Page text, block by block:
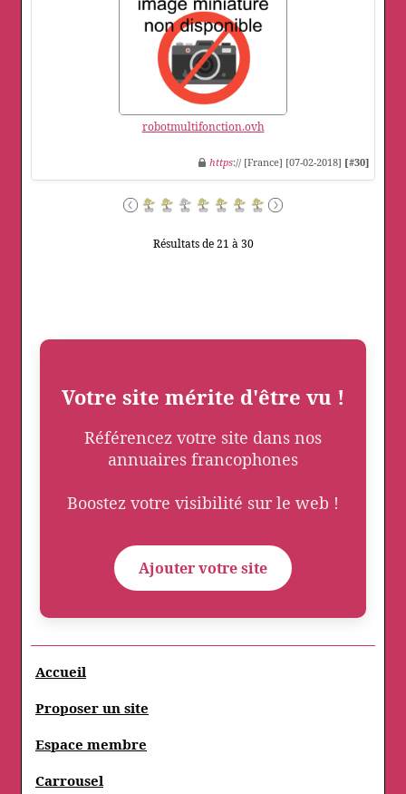
robotmultifonction.ovh
https:// [France] [07-02-2018] [#30]
Résultats de 21 à 30
Votre site mérite d'être vu !
Référencez votre site dans nos
annuaires francophones
Boostez votre visibilité sur le web !
Ajouter votre site
Accueil
Proposer un site
Espace membre
Carrousel